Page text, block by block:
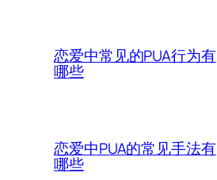
恋爱中常见的PUA行为有
哪些
恋爱中PUA的常见手法有
哪些